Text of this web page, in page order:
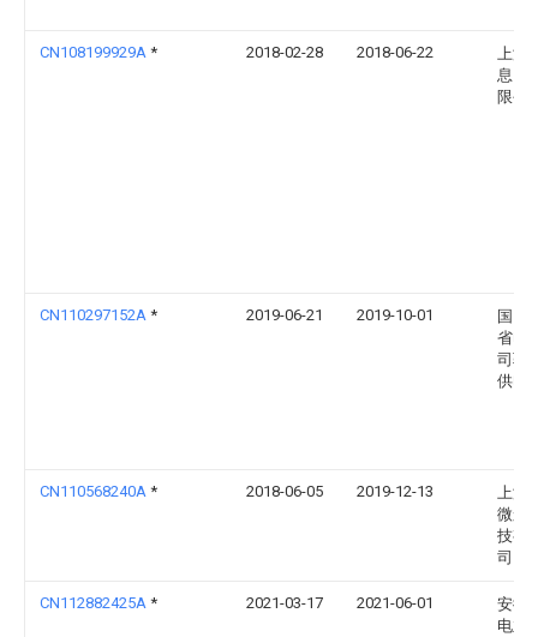
CN108199929A * 2018-02-28 2018-06-22
上海
息网
限公
CN110297152A * 2019-06-21 2019-10-01
国网
省电
司驻
供电
CN110568240A * 2018-06-05 2019-12-13
上海
微航
技有
司
CN112882425A * 2021-03-17 2021-06-01
安徽
电业